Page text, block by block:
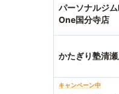
パーソナルジ
One国分寺店
かたぎり塾清
キャンペーン中